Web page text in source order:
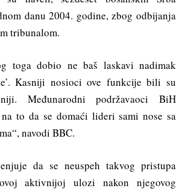
danu 2004. godine, zbog odbijanja
tribunalom.
toga dobio ne baš laskavi nadimak
Kasniji nosioci ove funkcije bili su
Međunarodni podržavaoci BiH
to da se domaći lideri sami nose sa
navodi BBC.
da se neuspeh takvog pristupa
aktivnijoj ulozi nakon njegovog